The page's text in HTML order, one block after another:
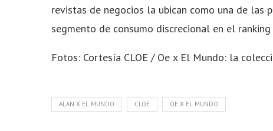
revistas de negocios la ubican como una de las
segmento de consumo discrecional en el
Fotos: Cortesía CLOE / Oe x El Mundo: la
ALAN X EL MUNDO CLOE OE X EL MUNDO